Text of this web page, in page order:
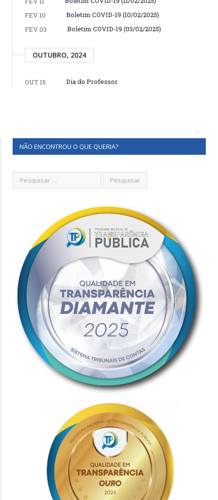
FEV 10
Boletim COVID-19 (10/02/2025)
FEV 03
Boletim COVID-19 (03/02/2025)
OUTUBRO, 2024
OUT 15 Dia do Professor
NÃO ENCONTROU O QUE QUERIA?